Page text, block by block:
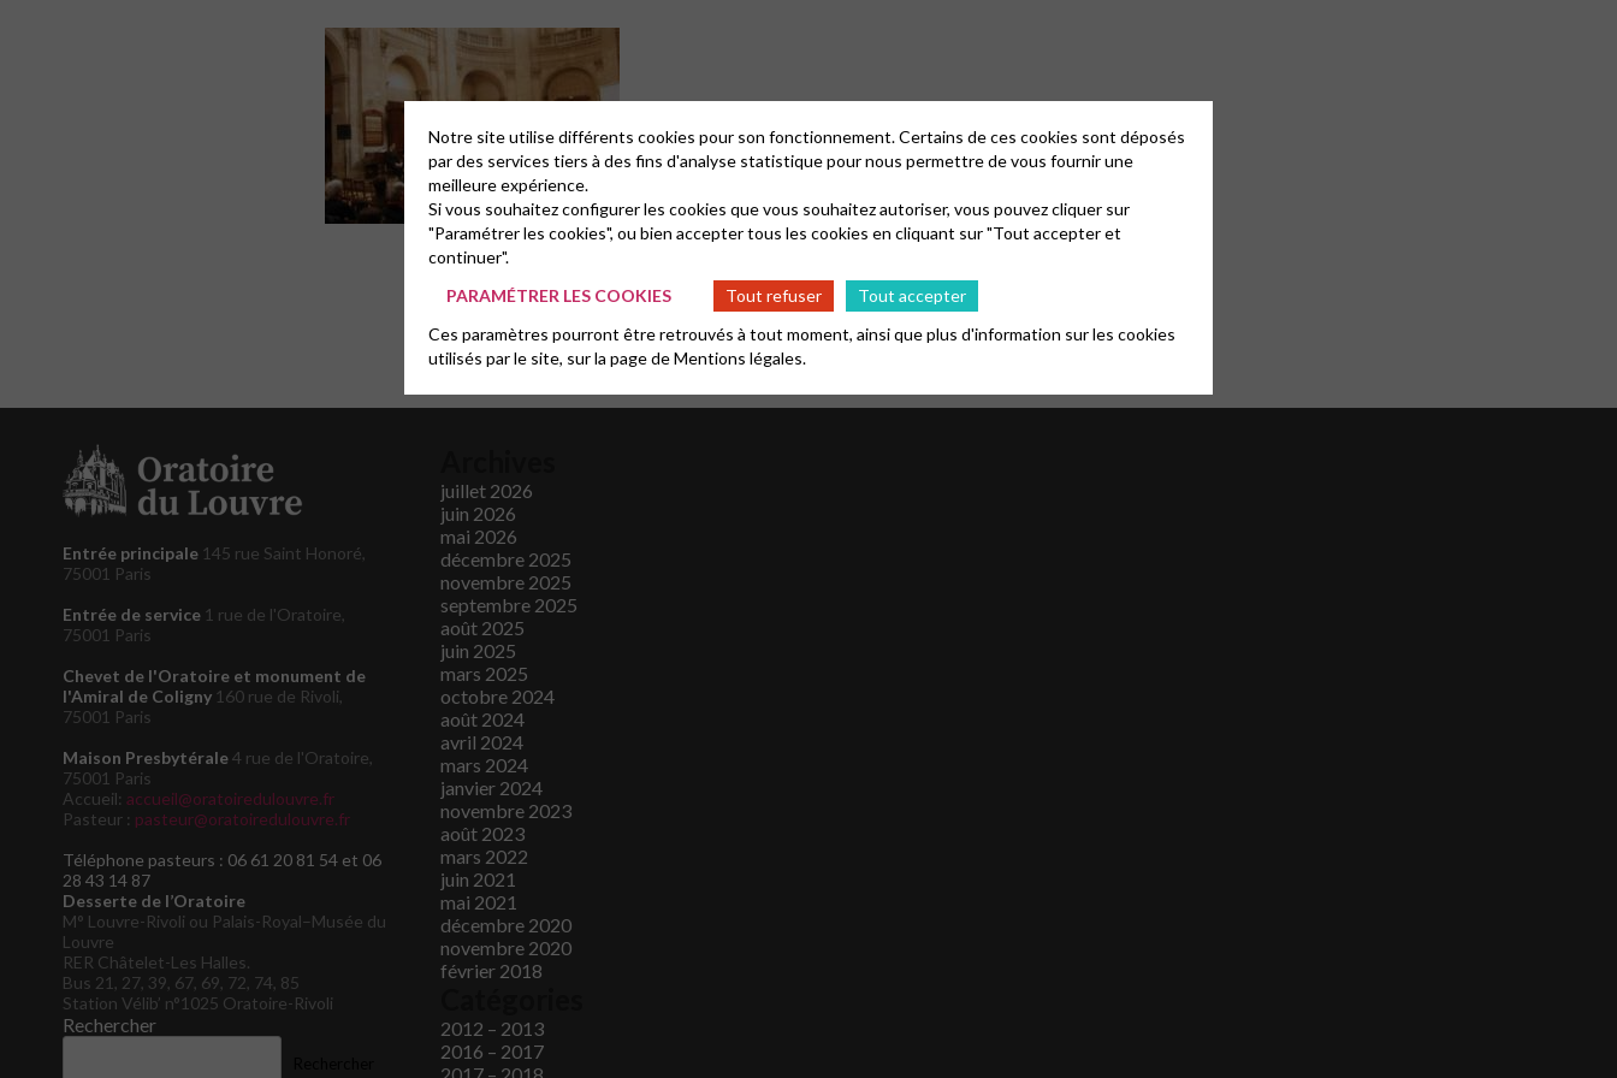
Entrée principale 145 rue Saint Honoré,
75001 Paris
Entrée de service 1 rue de l'Oratoire,
75001 Paris
Chevet de l'Oratoire et monument de
l'Amiral de Coligny 160 rue de Rivoli,
75001 Paris
Maison Presbytérale4 rue de l'Oratoire,
75001 Paris
Accueil: accueil@oratoiredulouvre.fr
Pasteur : pasteur@oratoiredulouvre.fr
Téléphone pasteurs : 06 61 20 81 54 et 06
28 43 14 87
Desserte de l’Oratoire
M° Louvre-Rivoli ou Palais-Royal–Musée du
Louvre
RER Châtelet-Les Halles.
Bus 21, 27, 39, 67, 69, 72, 74, 85
Station Vélib’ n°1025 Oratoire-Rivoli
Rechercher
juillet 2026
juin 2026
mai 2026
décembre 2025
novembre 2025
septembre 2025
août 2025
juin 2025
mars 2025
octobre 2024
août 2024
avril 2024
mars 2024
janvier 2024
novembre 2023
août 2023
mars 2022
juin 2021
mai 2021
décembre 2020
novembre 2020
février 2018
2012 – 2013
2016 – 2017
Notre site utilise différents cookies pour son fonctionnement. Certains de ces cookies sont déposés
par des services tiers à des fins d'analyse statistique pour nous permettre de vous fournir une
meilleure expérience.
Si vous souhaitez configurer les cookies que vous souhaitez autoriser, vous pouvez cliquer sur
"Paramétrer les cookies", ou bien accepter tous les cookies en cliquant sur "Tout accepter et
continuer".
PARAMÉTRER LES COOKIES
Tout refuser
Tout accepter
Ces paramètres pourront être retrouvés à tout moment, ainsi que plus d'information sur les cookies
utilisés par le site, sur la page deMentions légales.